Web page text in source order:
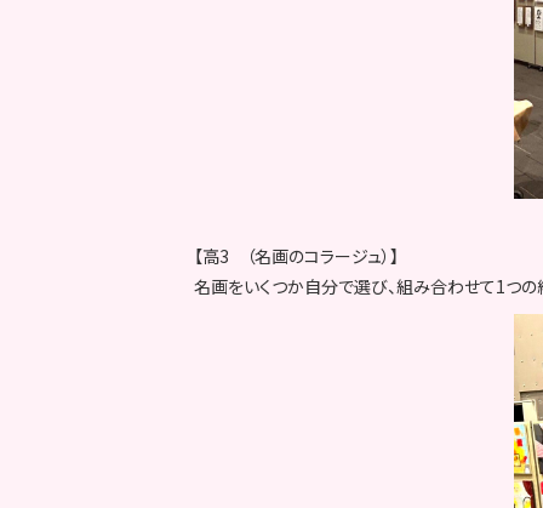
【高3 （名画のコラージュ）】
名画をいくつか自分で選び、組み合わせて1つの